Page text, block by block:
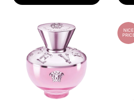
NICE